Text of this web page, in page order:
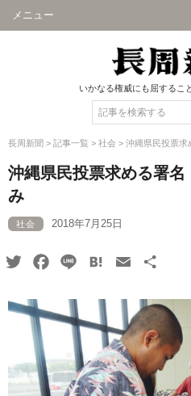
メニュー
いかなる権威にも屈するこ
長周新聞 > 記事一覧 > 社会 > 沖縄県民投票
沖縄県民投票求める署
み
社会 2018年7月25日
TwitterFacebook
Line HatenaEmail